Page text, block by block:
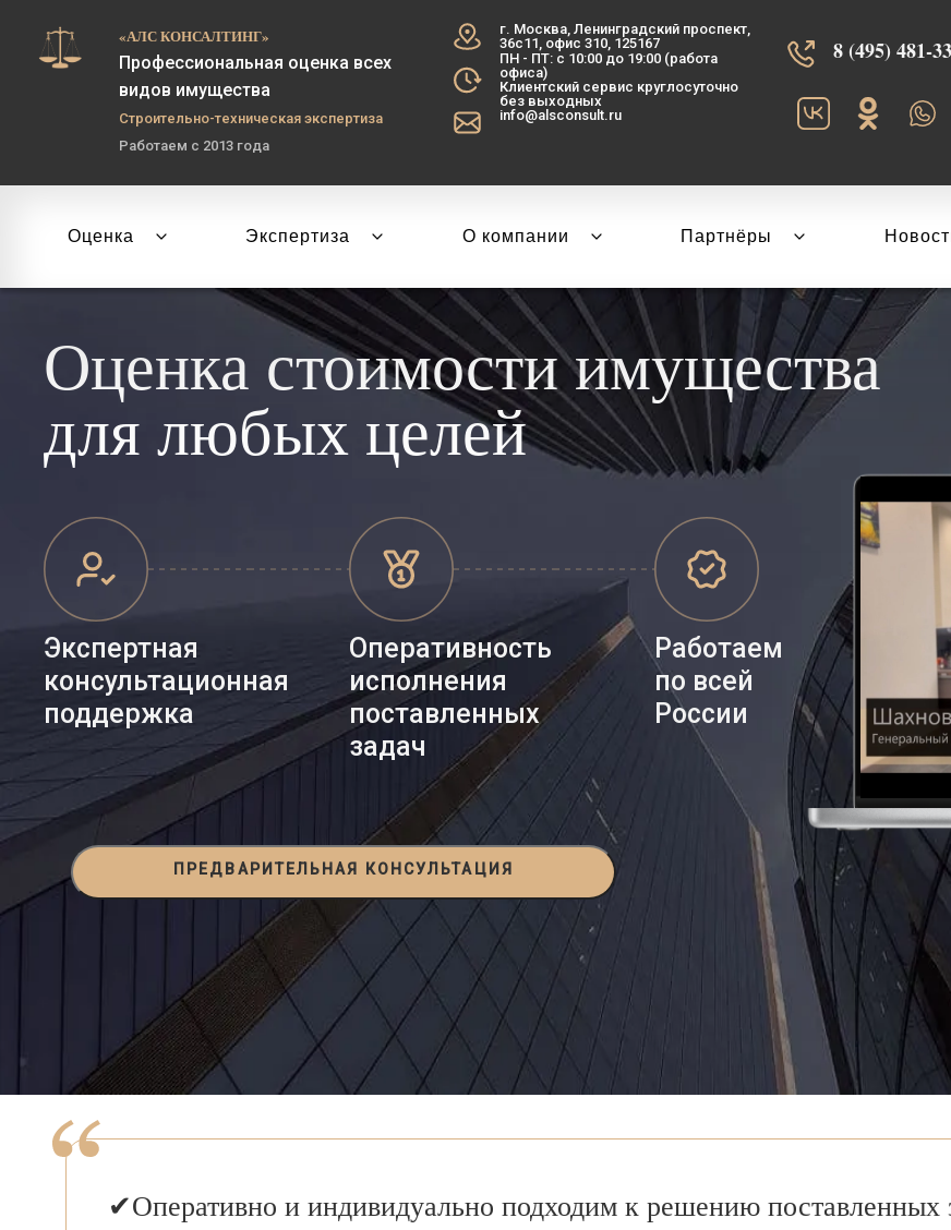
«АЛС КОНСАЛТИНГ»
Профессиональная оценка всех
видов имущества
Строительно-техническая экспертиза
Работаем с 2013 года
г. Москва, Ленинградский проспект,
36с11, офис 310, 125167
ПН - ПТ: с 10:00 до 19:00 (работа
офиса)
Клиентский сервис круглосуточно
без выходных
info@alsconsult.ru
8 (495) 481-
Оценка Экспертиза О компании Партнёры
Оценка стоимости имущества
для любых целей
Экспертная
консультационная
поддержка
Оперативность
исполнения
поставленных
задач
Работаем
по всей
России
ПРЕДВАРИТЕЛЬНАЯ КОНСУЛЬТАЦИЯ
Оперативно и индивидуально подходим к решению поставленных